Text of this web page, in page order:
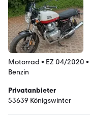
Motorrad • EZ 04/2020 •
Benzin
Privatanbieter
53639 Königswinter